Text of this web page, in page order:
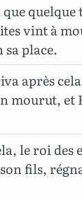
quelque
vint à
sa place.
après
mourut, et
le roi des
fils,